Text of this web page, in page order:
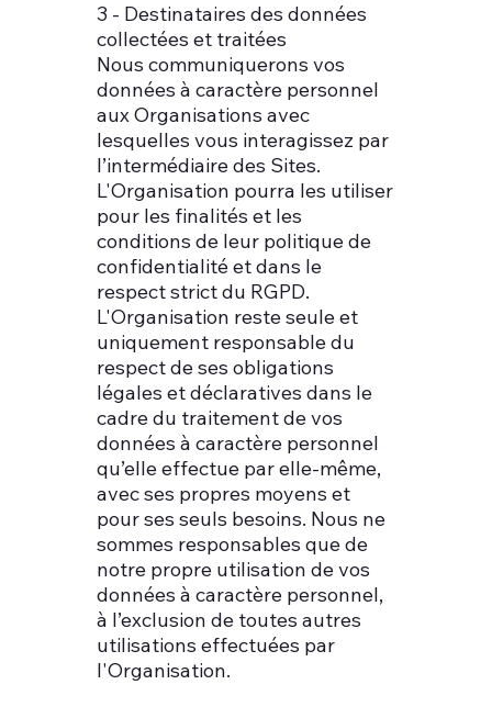
3 - Destinataires des données
collectées et traitées
Nous communiquerons vos
données à caractère personnel
aux Organisations avec
lesquelles vous interagissez par
l’intermédiaire des Sites.
L'Organisation pourra les utiliser
pour les finalités et les
conditions de leur politique de
confidentialité et dans le
respect strict du RGPD.
L'Organisation reste seule et
uniquement responsable du
respect de ses obligations
légales et déclaratives dans le
cadre du traitement de vos
données à caractère personnel
qu’elle effectue par elle-même,
avec ses propres moyens et
pour ses seuls besoins. Nous ne
sommes responsables que de
notre propre utilisation de vos
données à caractère personnel,
à l’exclusion de toutes autres
utilisations effectuées par
l'Organisation.